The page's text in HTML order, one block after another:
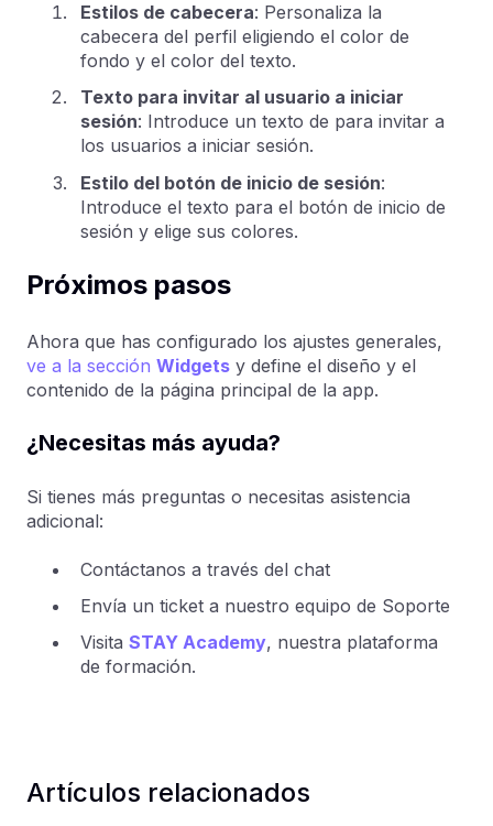
Estilos de cabecera: Personaliza la
cabecera del perfil eligiendo el color de
fondo y el color del texto.
Texto para invitar al usuario a iniciar
sesión: Introduce un texto de para invitar a
los usuarios a iniciar sesión.
Estilo del botón de inicio de sesión:
Introduce el texto para el botón de inicio de
sesión y elige sus colores.
Próximos pasos
Ahora que has configurado los ajustes generales,
ve a la sección Widgets y define el diseño y el
contenido de la página principal de la app.
¿Necesitas más ayuda?
Si tienes más preguntas o necesitas asistencia
adicional:
Contáctanos a través del chat
Envía un ticket a nuestro equipo de Soporte
Visita STAY Academy, nuestra plataforma
de formación.
Artículos relacionados